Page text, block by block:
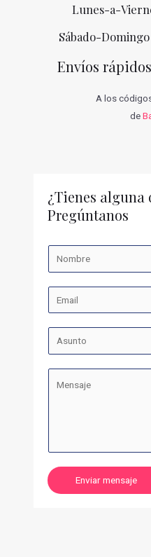
Lunes-a-
Sábado-
Envíos
A los
de
¿Tienes alguna
Pregúntanos
Enviar mensaje